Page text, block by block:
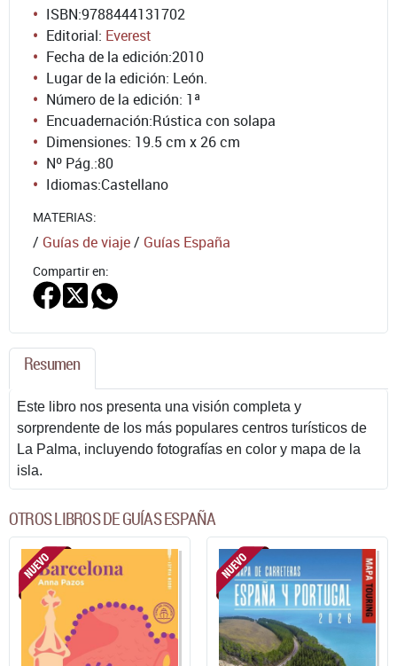
ISBN:9788444131702
Editorial: Everest
Fecha de la edición:2010
Lugar de la edición: León.
Número de la edición: 1ª
Encuadernación:Rústica con solapa
Dimensiones: 19.5 cm x 26 cm
Nº Pág.:80
Idiomas:Castellano
MATERIAS:
/ Guías de viaje/ Guías España
Compartir en:
Resumen
Este libro nos presenta una visión completa y
sorprendente de los más populares centros turísticos de
La Palma, incluyendo fotografías en color y mapa de la
isla.
OTROS LIBROS DE GUÍAS ESPAÑA